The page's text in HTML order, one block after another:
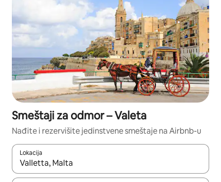
Smeštaji za odmor – Valeta
Nađite i rezervišite jedinstvene smeštaje na Airbnb-u
Lokacija
Kad su rezultati dostupni, možete da se krećete kroz njih